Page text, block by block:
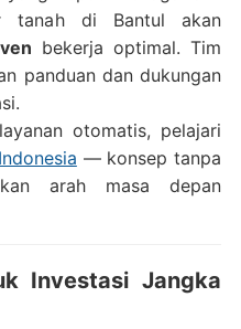
tanah di Bantul akan
bekerja optimal. Tim
panduan dan dukungan
otomatis, pelajari
— konsep tanpa
arah masa depan
Investasi Jangka